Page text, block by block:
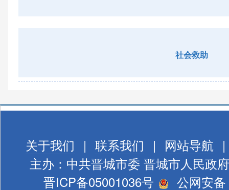
社会救助
关于我们 | 联系我们 | 网站导航 |
主办：中共晋城市委 晋城市人民政府
晋ICP备05001036号
公网安